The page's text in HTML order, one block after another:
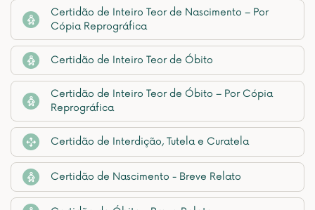
Certidão de Inteiro Teor de Nascimento – Por
Cópia Reprográfica
Certidão de Inteiro Teor de Óbito
Certidão de Inteiro Teor de Óbito – Por Cópia
Reprográfica
Certidão de Interdição, Tutela e Curatela
Certidão de Nascimento - Breve Relato